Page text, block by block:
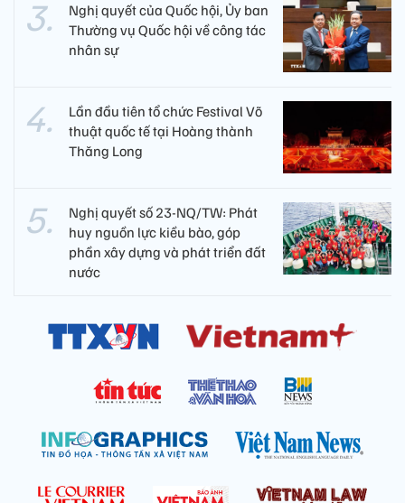
Nghị quyết của Quốc hội, Ủy ban
Thường vụ Quốc hội về công tác
nhân sự
Lần đầu tiên tổ chức Festival Võ
thuật quốc tế tại Hoàng thành
Thăng Long
Nghị quyết số 23-NQ/TW: Phát
huy nguồn lực kiều bào, góp
phần xây dựng và phát triển đất
nước